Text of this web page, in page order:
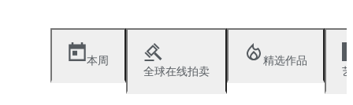
本周
全球在线拍卖
精选作品